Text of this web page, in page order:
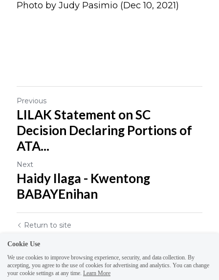
Photo by Judy Pasimio (Dec 10, 2021)
Previous
LILAK Statement on SC
Decision Declaring Portions of
ATA...
Next
Haidy Ilaga - Kwentong
BABAYEnihan
Return to site
Cookie Use
We use cookies to improve browsing experience, security, and data collection. By
accepting, you agree to the use of cookies for advertising and analytics. You can change
your cookie settings at any time. Learn More